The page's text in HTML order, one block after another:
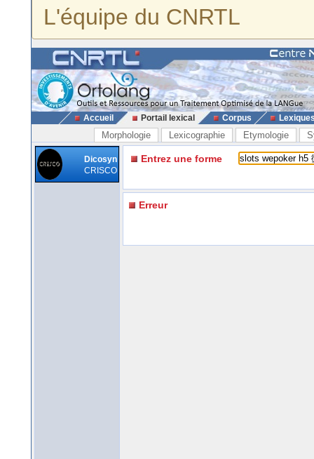
L'équipe du CNRTL
Accueil Portail lexical Corpus
Morphologie Lexicographie Etymologie
Dicosyn
CRISCO
Entrez une forme
Erreur